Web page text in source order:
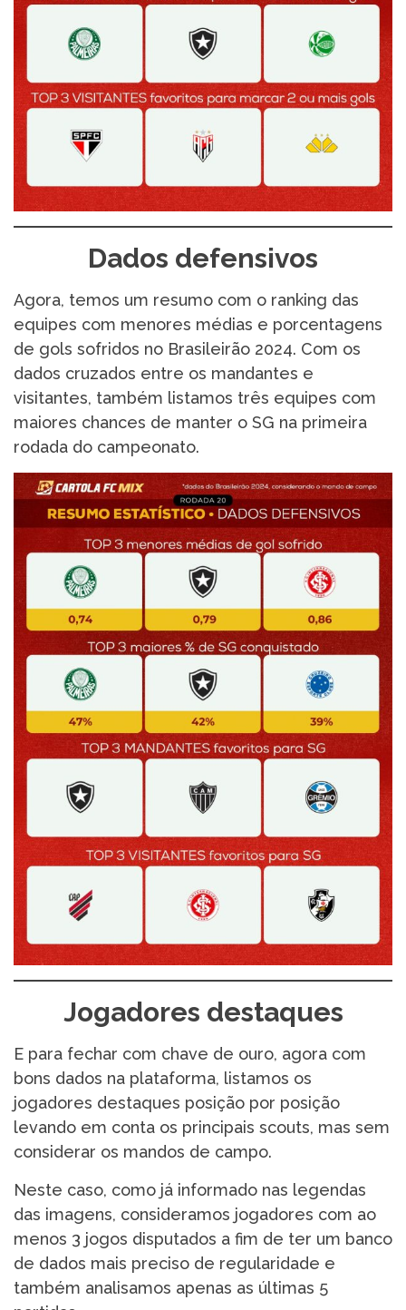
Dados defensivos
Agora, temos um resumo com o ranking das
equipes com menores médias e porcentagens
de gols sofridos no Brasileirão 2024. Com os
dados cruzados entre os mandantes e
visitantes, também listamos três equipes com
maiores chances de manter o SG na primeira
rodada do campeonato.
Jogadores destaques
E para fechar com chave de ouro, agora com
bons dados na plataforma, listamos os
jogadores destaques posição por posição
levando em conta os principais scouts, mas sem
considerar os mandos de campo.
Neste caso, como já informado nas legendas
das imagens, consideramos jogadores com ao
menos 3 jogos disputados a fim de ter um banco
de dados mais preciso de regularidade e
também analisamos apenas as últimas 5